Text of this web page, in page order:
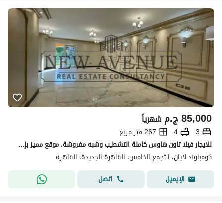
ج.م85,000 شهرياً
3
4
267 متر مربع
للايجار فيلا تاون هاوس كاملة التشطيب وشبه مفروشة، موقع مميز بإطلالة خلابة، بسعر مناسب جدًا في ليان Layan
كومباوند لايان، التجمع الخامس، القاهرة الجديدة، القاهرة
الإيميل
اتصل